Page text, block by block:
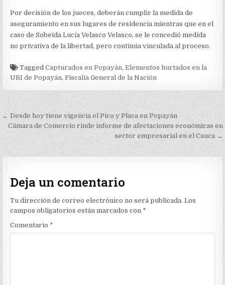
Por decisión de los jueces, deberán cumplir la medida de
aseguramiento en sus lugares de residencia mientras que en el
caso de Sobeida Lucía Velasco Velasco, se le concedió medida
no privativa de la libertad, pero continúa vinculada al proceso.
TaggedCapturados en Popayán,Elementos hurtados en la
URI de Popayán,Fiscalía General de la Nación
Navegación
de
← Desde hoy tiene vigencia el Pico y Placa en Popayán
Cámara de Comercio rinde informe de afectaciones económicas en
sector empresarial en el Cauca →
Deja un comentario
Tu dirección de correo electrónico no será publicada. Los
campos obligatorios están marcados con *
Comentario *